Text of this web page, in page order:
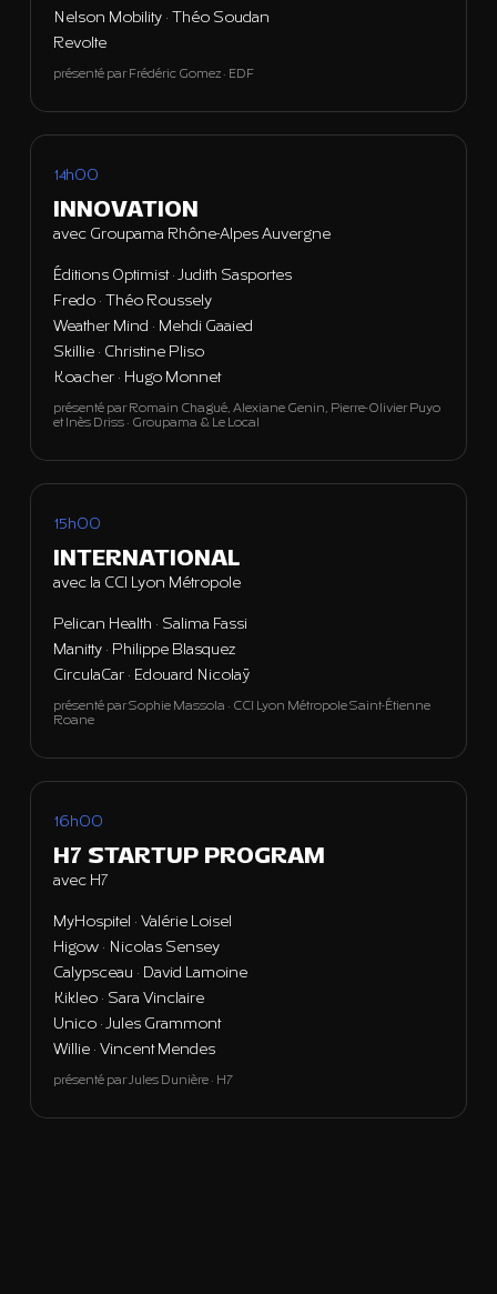
Nelson Mobility · Théo Soudan
Revolte
présenté par Frédéric Gomez · EDF
14h00
INNOVATION
avec Groupama Rhône-Alpes Auvergne
Éditions Optimist · Judith Sasportes
Fredo · Théo Roussely
Weather Mind · Mehdi Gaaied
Skillie · Christine Pliso
Koacher · Hugo Monnet
présenté par Romain Chagué, Alexiane Genin, Pierre-Olivier Puyo
et Inès Driss · Groupama & Le Local
15h00
INTERNATIONAL
avec la CCI Lyon Métropole
Pelican Health · Salima Fassi
Manitty · Philippe Blasquez
CirculaCar · Edouard Nicolaÿ
présenté par Sophie Massola · CCI Lyon Métropole Saint-Étienne
Roane
16h00
H7 STARTUP PROGRAM
avec H7
MyHospitel · Valérie Loisel
Higow · Nicolas Sensey
Calypsceau · David Lamoine
Kikleo · Sara Vinclaire
Unico · Jules Grammont
Willie · Vincent Mendes
présenté par Jules Dunière · H7